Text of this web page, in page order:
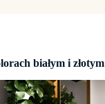
białym i złotym